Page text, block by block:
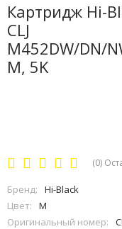
Картридж Hi-
CLJ
M452DW/DN/
M, 5K
(0)
Бренд:
Hi-Black
Цвет:
M
Оригинальный номер: